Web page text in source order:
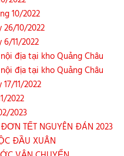
10/2022
10/2022
11/2022
địa tại kho Quảng Châu
địa tại kho Quảng Châu
11/2022
2022
2023
TẾT NGUYÊN ĐÁN 2023
ĐẦU XUÂN